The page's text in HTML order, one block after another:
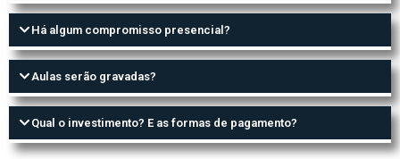
Há algum compromisso presencial?
Aulas serão gravadas?
Qual o investimento? E as formas de pagamento?